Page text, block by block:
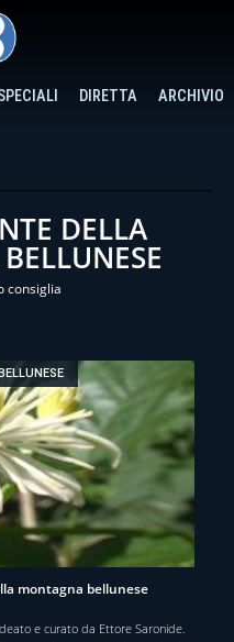
DIRETTA ARCHIVIO
DELLA
consiglia
montagna bellunese
e curato da Ettore Saronide.